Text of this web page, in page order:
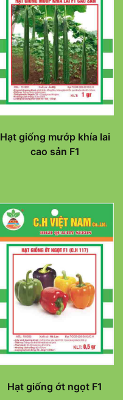
Hạt giống mướp khía lai
cao sản F1
Hạt giống ớt ngọt F1